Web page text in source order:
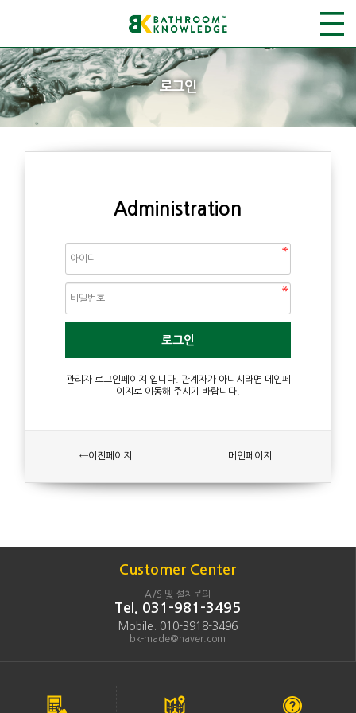
로그인
Administration
관리자 로그인페이지 입니다. 관계자가 아니시라면 메인페
이지로 이동해 주시기 바랍니다.
←이전페이지 메인페이지
Customer Center
A/S 및 설치문의
Tel. 031-981-3495
Mobile. 010-3918-3496
bk-made@naver.com